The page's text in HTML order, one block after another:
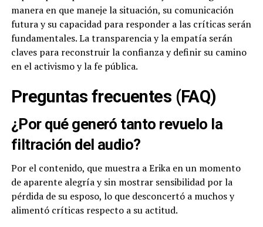
manera en que maneje la situación, su comunicación
futura y su capacidad para responder a las críticas serán
fundamentales. La transparencia y la empatía serán
claves para reconstruir la confianza y definir su camino
en el activismo y la fe pública.
Preguntas frecuentes (FAQ)
¿Por qué generó tanto revuelo la
filtración del audio?
Por el contenido, que muestra a Erika en un momento
de aparente alegría y sin mostrar sensibilidad por la
pérdida de su esposo, lo que desconcertó a muchos y
alimentó críticas respecto a su actitud.